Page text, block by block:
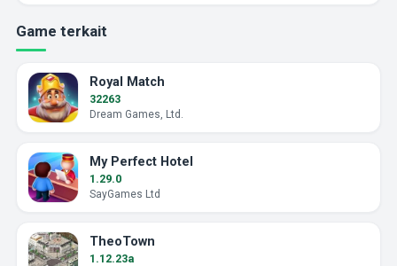
Game terkait
Royal Match
32263
Dream Games, Ltd.
My Perfect Hotel
1.29.0
SayGames Ltd
TheoTown
1.12.23a